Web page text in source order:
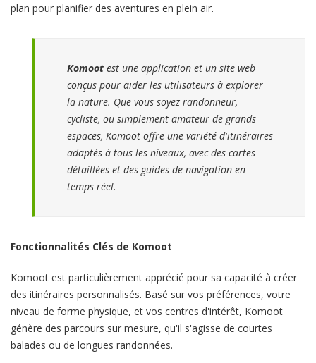
plan pour planifier des aventures en plein air.
Komoot est une application et un site web
conçus pour aider les utilisateurs à explorer
la nature. Que vous soyez randonneur,
cycliste, ou simplement amateur de grands
espaces, Komoot offre une variété d'itinéraires
adaptés à tous les niveaux, avec des cartes
détaillées et des guides de navigation en
temps réel.
Fonctionnalités Clés de Komoot
Komoot est particulièrement apprécié pour sa capacité à créer
des itinéraires personnalisés. Basé sur vos préférences, votre
niveau de forme physique, et vos centres d'intérêt, Komoot
génère des parcours sur mesure, qu'il s'agisse de courtes
balades ou de longues randonnées.